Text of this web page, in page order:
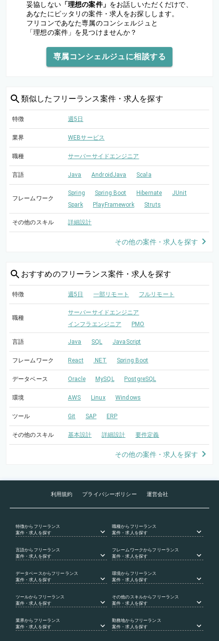
妥協しない「理想の案件」 をお話しいただくだけで、
あなたにピッタリの案件・求人をお探しします。
フリコンであなた専属のコンシェルジュと
「理想の案件」を見つけませんか？
専属コンシェルジュに相談する
類似した フリーランス案件・求人を探す
特徴 週5日
業界 WEBサービス
職種 サーバーサイドエンジニア
言語 Java AndroidJava Scala
フレームワーク
Spring Spring Boot Hibernate
JUnit
Spark
PlayFramework Struts
その他のスキル 詳細設計
その他の案件・求人を探す
おすすめのフリーランス案件・求人を探す
特徴 週5日 一部リモート フルリモート
職種
サーバーサイドエンジニア
インフラエンジニア
PMO
言語 Java SQL JavaScript
フレームワーク React .NET Spring Boot
データベース Oracle MySQL PostgreSQL
環境 AWS Linux Windows
ツール Git SAP ERP
その他のスキル 基本設計 詳細設計 要件定義
その他の案件・求人を探す
利用規約 プライバシーポリシー 運営会社
特徴からフリーランス
案件・求人を探す
職種からフリーランス
案件・求人を探す
言語からフリーランス
案件・求人を探す
フレームワークからフリーランス
案件・求人を探す
データベース からフリーランス
案件・求人を探す
環境からフリーランス
案件・求人を探す
ツールからフリーランス
案件・求人を探す
その他のスキルからフリーランス
案件・求人を探す
業界からフリーランス
案件・求人を探す
勤務地からフリーランス
案件・求人を探す